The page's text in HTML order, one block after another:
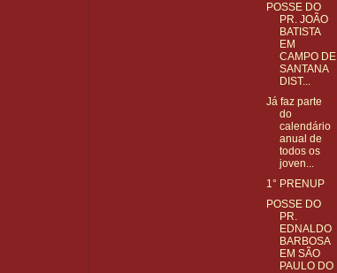
POSSE DO
PR. JOÃO
BATISTA
EM
CAMPO DE
SANTANA
DIST...
Já faz parte
do
calendário
anual de
todos os
joven...
1° PRENUP
POSSE DO
PR.
EDNALDO
BARBOSA
EM SÃO
PAULO DO